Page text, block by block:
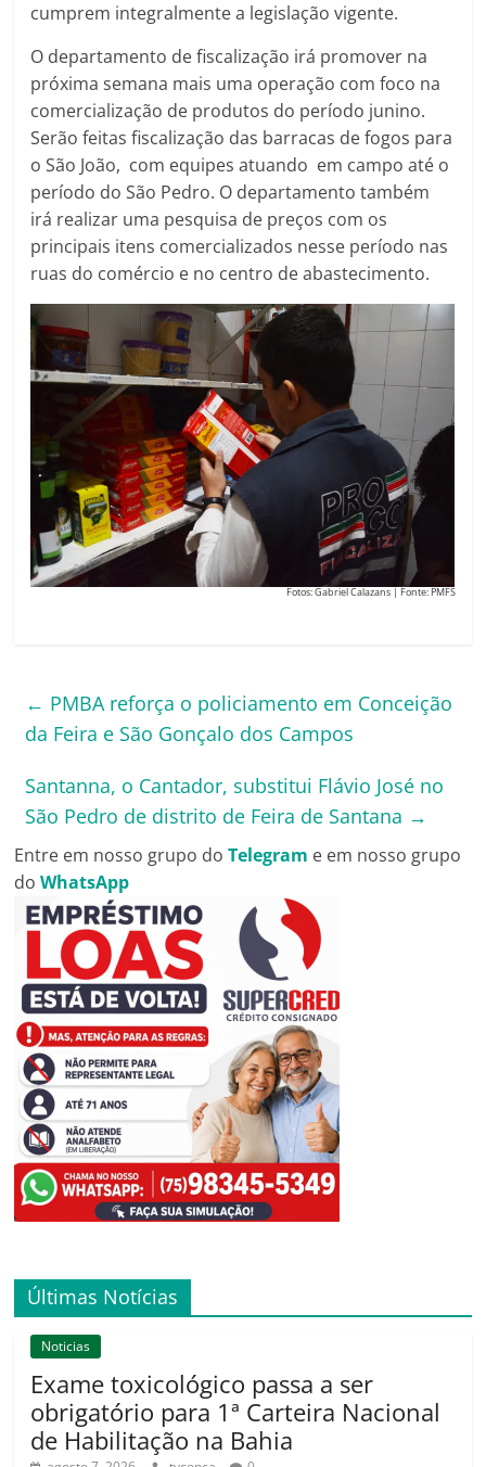
cumprem integralmente a legislação vigente.
O departamento de fiscalização irá promover na
próxima semana mais uma operação com foco na
comercialização de produtos do período junino.
Serão feitas fiscalização das barracas de fogos para
o São João, com equipes atuando em campo até o
período do São Pedro. O departamento também
irá realizar uma pesquisa de preços com os
principais itens comercializados nesse período nas
ruas do comércio e no centro de abastecimento.
Fotos: Gabriel Calazans | Fonte: PMFS
← PMBA reforça o policiamento em Conceição
da Feira e São Gonçalo dos Campos
Santanna, o Cantador, substitui Flávio José no
São Pedro de distrito de Feira de Santana →
Entre em nosso grupo doTelegram e em nosso grupo
doWhatsApp
Últimas Notícias
Noticias
Exame toxicológico passa a ser
obrigatório para 1ª Carteira Nacional
de Habilitação na Bahia